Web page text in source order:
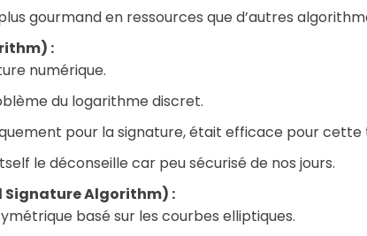
gourmand en ressources que d’autres
:
numérique.
du logarithme discret.
pour la signature, était efficace pour cette
le déconseille car peu sécurisé de nos jours.
Signature Algorithm) :
basé sur les courbes elliptiques.